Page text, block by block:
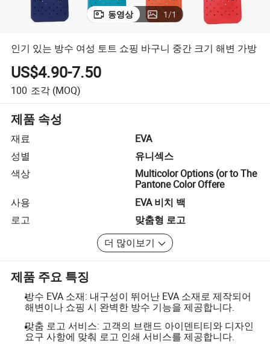
동영상 1/1
인기 있는 방수 여성 토트 쇼핑 바구니 중간 크기 해변 가방
US$4.90-7.50
100 조각 (MOQ)
제품 속성
재료
EVA
성별
유니섹스
색상
Multicolor Options (or to The
Pantone Color Offere
사용
EVA 비치 백
로고
맞춤형 로고
더 많이보기
제품 주요 특징
방수 EVA 소재: 내구성이 뛰어난 EVA 소재로 제작되어
해변이나 쇼핑 시 완벽한 방수 기능을 제공합니다.
맞춤 로고 서비스: 고객의 브랜드 아이덴티티와 디자인
요구 사항에 맞춰 로고 인쇄 서비스를 제공합니다.